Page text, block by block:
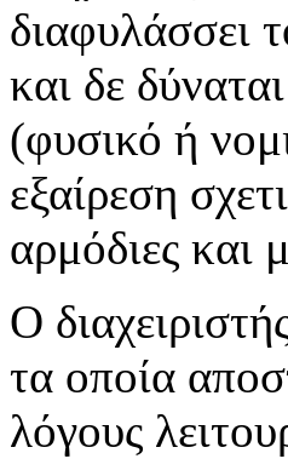
διαφυλάσσει
και δε
(φυσικό ή
εξαίρεση
αρμόδιες και
Ο
τα οποία
λόγους